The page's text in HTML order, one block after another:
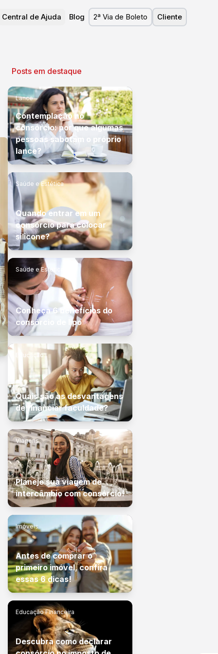
Central de Ajuda Blog 2ª Via de Boleto Cliente
Posts em destaque
Lance
Contemplação no
consórcio: por que algumas
pessoas sabotam o próprio
lance?
Saúde e Estética
Quando entrar em um
consórcio para colocar
silicone?
Saúde e Estética
Conheça 6 benefícios do
consórcio de lipo
Educação
Quais são as desvantagens
de financiar faculdade?
Viagens
Planeje sua viagem de
intercâmbio com consórcio!
Imóveis
Antes de comprar o
primeiro imóvel, confira
essas 6 dicas!
Educação Financeira
Descubra como declarar